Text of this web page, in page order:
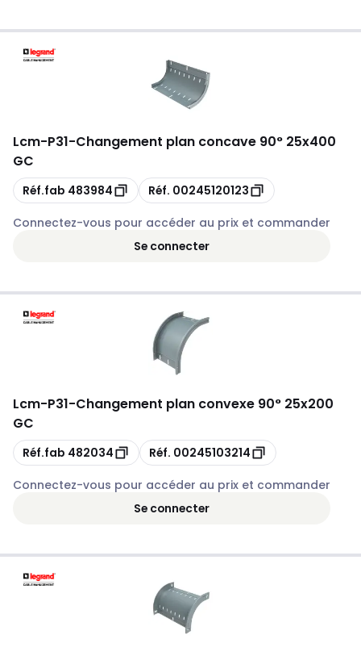
Lcm-P31-Changement plan concave 90° 25x400
GC
Copie
Réf.fab 483984 Copie
Réf. 00245120123
Connectez-vous pour accéder au prix et commander
Se connecter
Lcm-P31-Changement plan convexe 90° 25x200
GC
Copie
Réf.fab 482034 Copie
Réf. 00245103214
Connectez-vous pour accéder au prix et commander
Se connecter